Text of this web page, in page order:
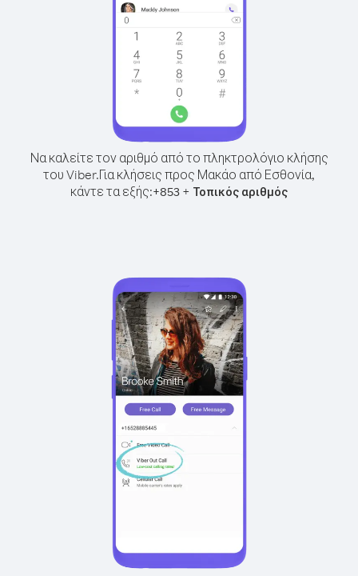
Να καλείτε τον αριθμό από το πληκτρολόγιο κλήσης
του Viber.Για κλήσεις προς Μακάο από Εσθονία,
κάντε τα εξής:+853 + Τοπικός αριθμός